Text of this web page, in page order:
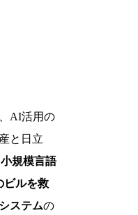
AI活用の
と日立
規模言語
ビルを救
ステムの